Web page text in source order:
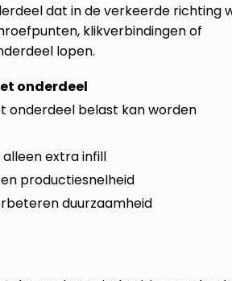
dat in de verkeerde richting
klikverbindingen of
lopen.
onderdeel
onderdeel belast kan worden
extra infill
productiesnelheid
duurzaamheid